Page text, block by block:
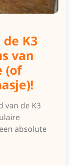
K3
van
(of
van de K3
absolute